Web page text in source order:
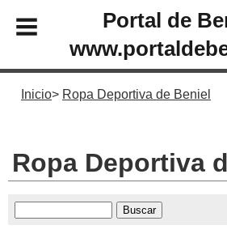
Portal de
Inicio Ropa Deportiva de Beniel
Ropa Deportiva